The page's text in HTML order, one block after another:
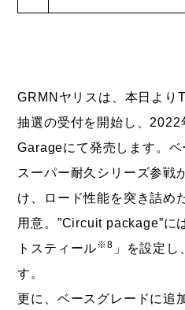
GRMNヤリスは、本日より
抽選の受付を開始し、2022
Garageにて発売します。ベ
スーパー耐久シリーズ参戦
け、ロード性能を突き詰め
用意。”Circuit package”に
トスティール※8 」を設定
す。
更に、ベースグレードに追